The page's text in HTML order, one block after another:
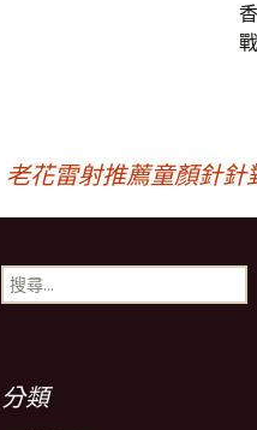
老花雷射推薦童顏針
搜
尋
分類